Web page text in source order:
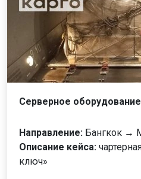
Серверное оборудование
Направление: Бангкок →
Описание кейса:
ключ»